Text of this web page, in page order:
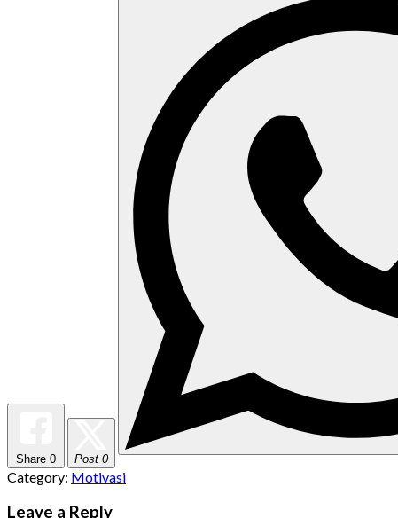
Share 0 Post 0
Category: Motivasi
Leave a Reply